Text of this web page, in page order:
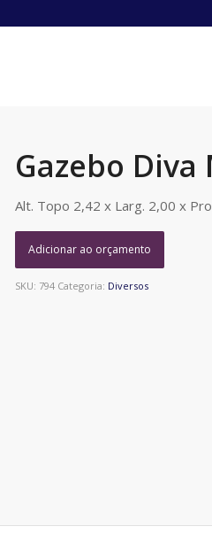
Gazebo Diva
Alt. Topo 2,42 x Larg. 2,00 x
Adicionar ao orçamento
SKU: 794 Categoria: Diversos